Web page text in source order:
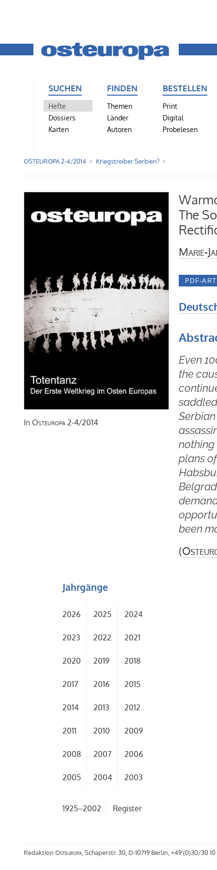
SUCHEN
Hefte
Dossiers
Karten
FINDEN
Themen
Länder
Autoren
BESTELLEN
Print
Digital
Probelesen
OSTEUROPA 2-4/2014 Kriegstreiber Serbien?
In Osteuropa 2-4/2014
The
Marie-
Even
the
nothing
plans
been
(
Jahrgänge
2026 2025 2024
2023 2022 2021
2020 2019 2018
2017 2016 2015
2014 2013 2012
2011 2010 2009
2008 2007 2006
2005 2004 2003
1925–2002 Register
Redaktion Osteuropa, Schaperstr. 30, D-10719 Berlin, +49 (0)30/30